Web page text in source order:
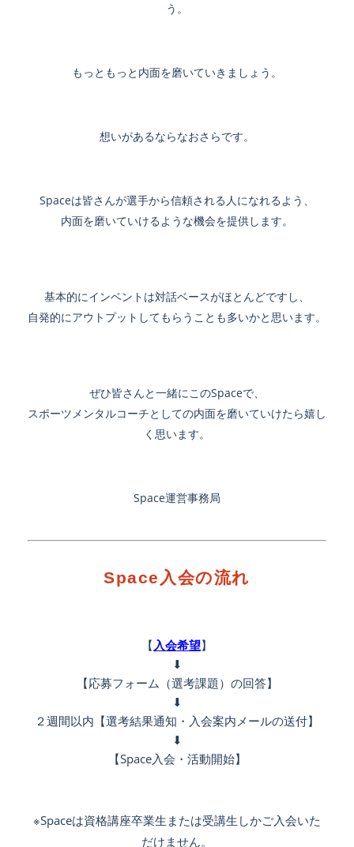
う。
もっともっと内面を磨いていきましょう。
想いがあるならなおさらです。
Spaceは皆さんが選手から信頼される人になれるよう、
内面を磨いていけるような機会を提供します。
基本的にインベントは対話ベースがほとんどですし、
自発的にアウトプットしてもらうことも多いかと思います。
ぜひ皆さんと一緒にこのSpaceで、
スポーツメンタルコーチとしての内面を磨いていけたら嬉し
く思います。
Space運営事務局
Space入会の流れ
【入会希望】
⬇︎
【応募フォーム（選考課題）の回答】
⬇︎
２週間以内【選考結果通知・入会案内メールの送付】
⬇︎
【Space入会・活動開始】
※Spaceは資格講座卒業生または受講生しかご入会いた
だけません。